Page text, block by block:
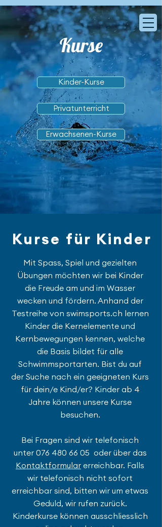
Kurse
Kinder-Kurse
Privatunterricht
Erwachsenen-Kurse
Kurse für Kinder
Mit Spass, Spiel und gezielten
Übungen möchten wir bei Kinder
die Freude am und im Wasser
wecken und fördern. Anhand der
Testreihe von swimsports.ch lernen
Kinder die Kernelemente und
Kernbewegungen kennen, welche
die Basis bildet für alle
Schwimmsportarten. Bist du auf
der Suche nach ein geeigneten Kurs
für dein/e Kind/er? Kinder ab 4
Jahre können unsere Kurse
besuchen.
Bei Fragen sind wir telefonisch
unter 076 480 66 05 oder über das
Kontaktformular erreichbar. Falls
wir telefonisch nicht sofort
erreichbar sind, bitten wir um etwas
Geduld, wir rufen zurück.
Kinderkurse können ausschliesslich